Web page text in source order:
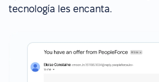
tecnología les encanta.